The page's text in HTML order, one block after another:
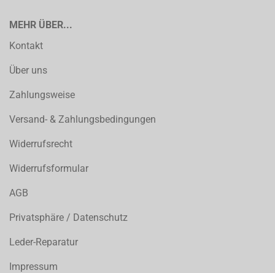
MEHR ÜBER...
Kontakt
Über uns
Zahlungsweise
Versand- & Zahlungsbedingungen
Widerrufsrecht
Widerrufsformular
AGB
Privatsphäre / Datenschutz
Leder-Reparatur
Impressum